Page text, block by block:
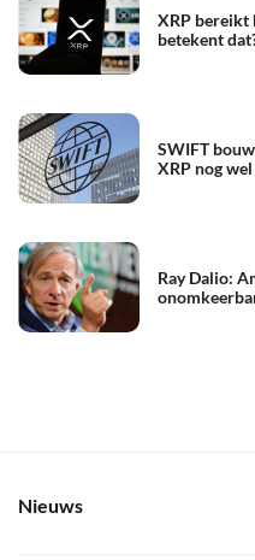
XRP bereikt
betekent
SWIFT
XRP nog
Ray Dalio:
Nieuws